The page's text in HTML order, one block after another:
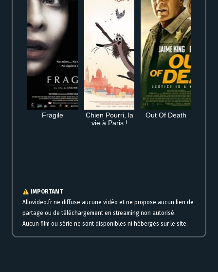
Fragile
Chien Pourri, la
vie à Paris !
Out Of Death
IMPORTANT
Allovideo.fr ne diffuse aucune vidéo et ne propose aucun lien de
partage ou de téléchargement en streaming non autorisé.
Aucun film ou série ne sont disponibles ni hébergés sur le site.